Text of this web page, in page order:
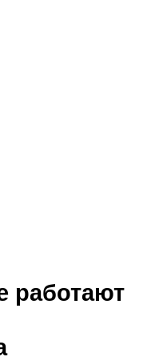
работают